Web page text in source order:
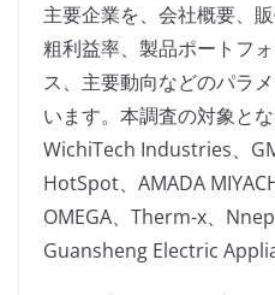
主要企業を、会社概要、
粗利益率、製品ポートフ
ス、主要動向などのパラ
います。本調査の対象とな
WichiTech Industries、
HotSpot、AMADA
OMEGA、Therm-x、
Guansheng Electric